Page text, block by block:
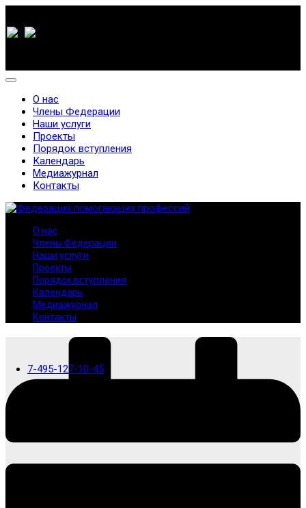
7-495-127-10-45
О нас
Члены Федерации
Наши услуги
Проекты
Порядок вступления
Календарь
Медиажурнал
Контакты
О нас
Члены Федерации
Наши услуги
Проекты
Порядок вступления
Календарь
Медиажурнал
Контакты